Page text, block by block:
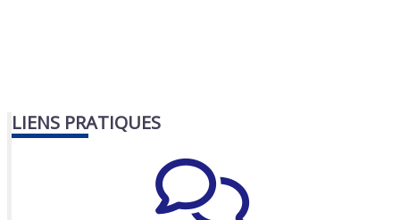
LIENS PRATIQUES